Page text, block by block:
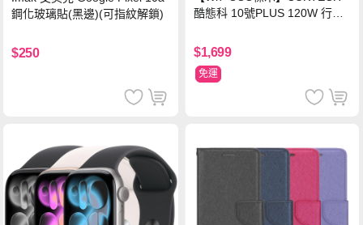
鋼化玻璃貼(黑邊)(可指紋解鎖)
$250
酷態科 10號PLUS 120W 行動
色
$1,699
免運